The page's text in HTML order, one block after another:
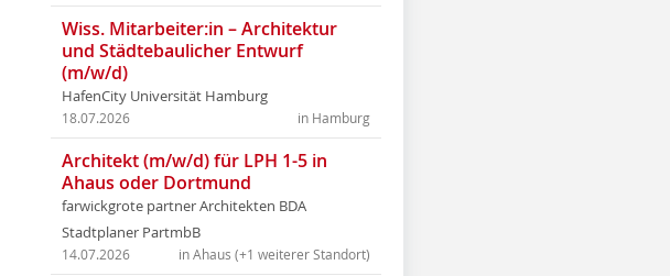
Wiss. Mitarbeiter:in – Architektur
und Städtebaulicher Entwurf
(m/w/d)
HafenCity Universität Hamburg
in Hamburg
18.07.2026
Architekt (m/w/d) für LPH 1-5 in
Ahaus oder Dortmund
farwickgrote partner Architekten BDA
Stadtplaner PartmbB
in Ahaus (+1 weiterer Standort)
14.07.2026